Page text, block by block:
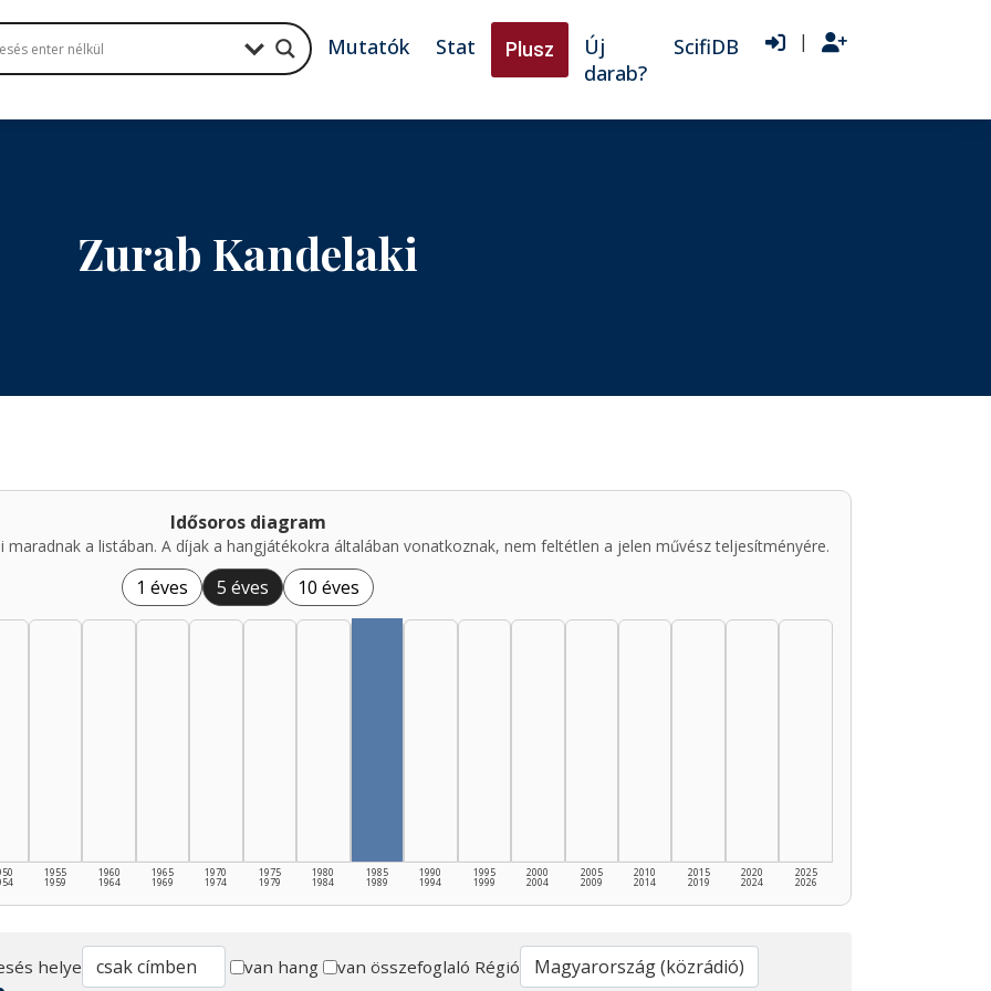
Mutatók Stat Plusz
Új
darab?
ScifiDB |
Zurab Kandelaki
Idősoros diagram
a listában. A díjak a hangjátékokra általában vonatkoznak, nem feltétlen a jelen művész teljesítményére.
1 éves 5 éves 10 éves
1955
1959
1960
1964
1965
1969
1970
1974
1975
1979
1980
1984
1985
1989
1990
1994
1995
1999
2000
2004
2005
2009
2010
2014
2015
2019
2020
2024
2025
2026
helye van hang van összefoglaló Régió